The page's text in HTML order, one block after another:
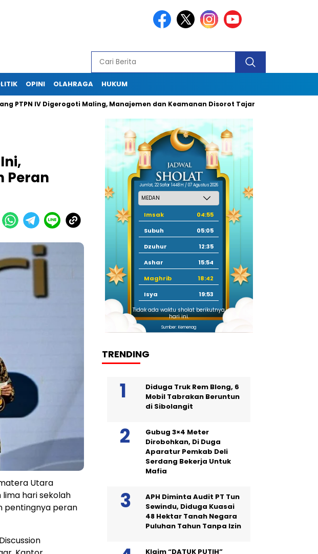
OPINI OLAHRAGA HUKUM
IV Digerogoti Maling, Manajemen dan Keamanan Disorot Tajam Dugaan Pungli
Peran
Utara
hari sekolah
pentingnya peran
Jum'at, 22 Safar 1448 H / 07 Agustus 2026
Imsak
04:55
Subuh
05:05
Dzuhur
12:35
Ashar
15:54
Maghrib
18:42
Isya
19:53
Tidak ada waktu sholat berikutnya
hari ini.
Sumber: Kemenag
TRENDING
Diduga Truk Rem Blong, 6
Mobil Tabrakan Beruntun
di Sibolangit
Gubug 3×4 Meter
Dirobohkan, Di Duga
Aparatur Pemkab Deli
Serdang Bekerja Untuk
Mafia
APH Diminta Audit PT Tun
Sewindu, Diduga Kuasai
48 Hektar Tanah Negara
Puluhan Tahun Tanpa Izin
Klaim “DATUK PUTIH”